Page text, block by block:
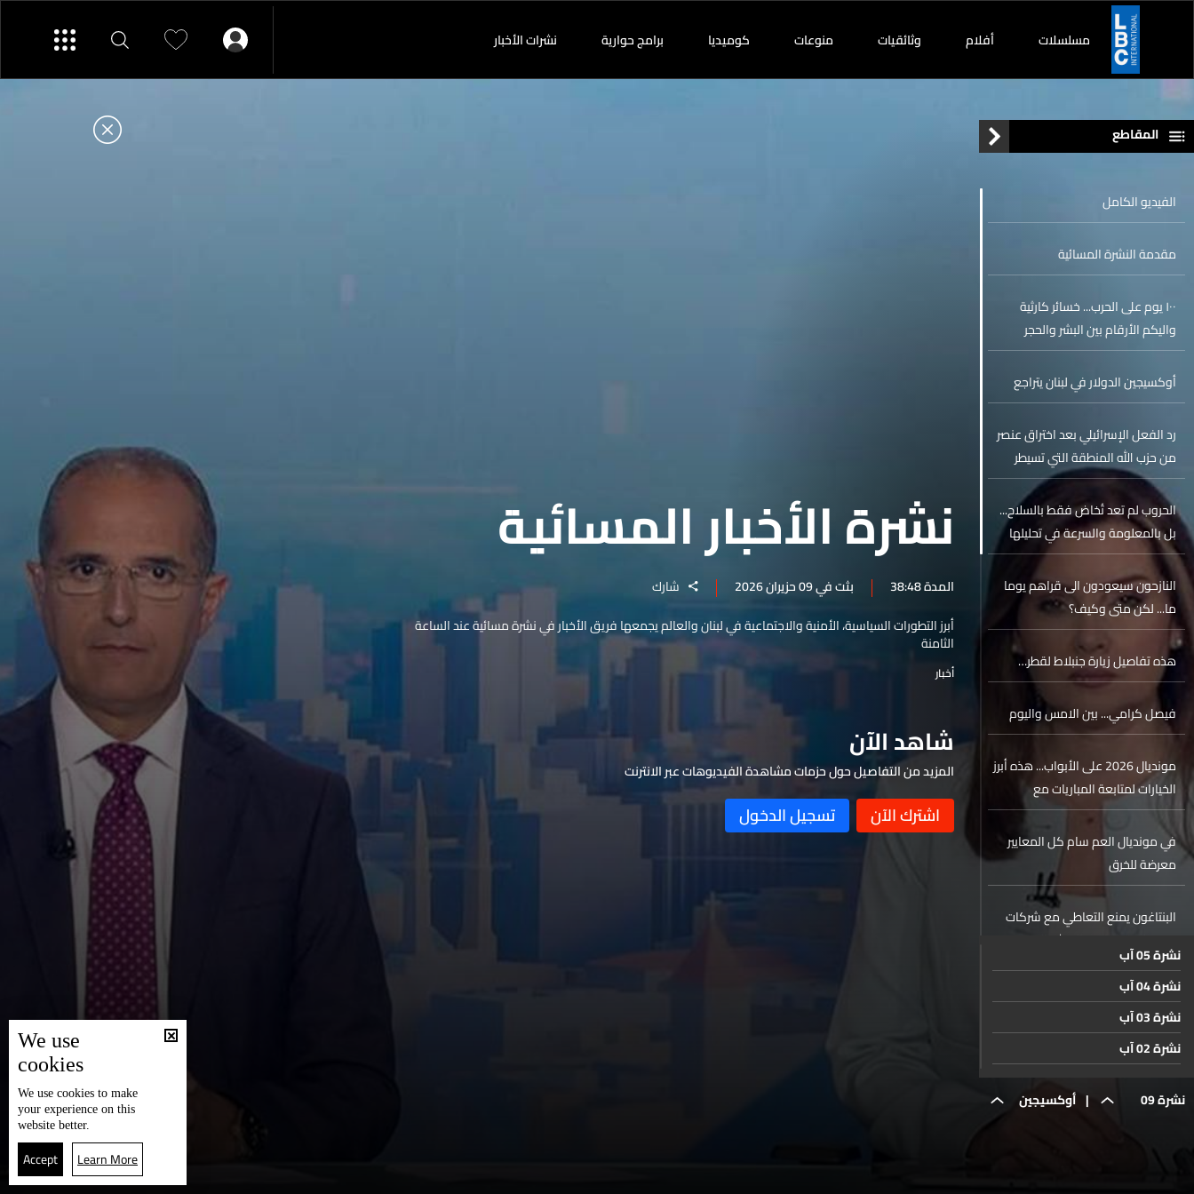
مسلسلات أفلام وثائقيات منوعات كوميديا برامج حوارية نشرات الأخبار
نشرة الأخبار المسائية
المدة 38:48 بثت في 09 حزيران 2026
شارك
أبرز التطورات السياسية، الأمنية والاجتماعية في لبنان والعالم يجمعها فريق الأخبار في نشرة مسائية عند الساعة
الثامنة
أخبار
شاهد الآن
المزيد من التفاصيل حول حزمات مشاهدة الفيديوهات عبر الانترنت
المقاطع
الفيديو الكامل
مقدمة النشرة المسائية
١٠٠ يوم على الحرب... خسائر كارثية
واليكم الأرقام بين البشر والحجر
والإقتصاد
أوكسيجين الدولار في لبنان يتراجع
رد الفعل الإسرائيلي بعد اختراق عنصر
من حزب الله المنطقة التي تسيطر
عليها القوات الإسرائيلية في جنوب
لبنان عسكرياً وأمنياًالحروب لم تعد تُخاض فقط بالسلاح...
بل بالمعلومة والسرعة في تحليلها
النازحون سيعودون الى قراهم يوما
ما... لكن متى وكيف؟
هذه تفاصيل زيارة جنبلاط لقطر…
فيصل كرامي... بين الامس واليوم
مونديال 2026 على الأبواب... هذه أبرز
الخيارات لمتابعة المباريات مع
التكاليف
في مونديال العم سام كل المعايير
معرضة للخرق
البنتاغون يمنع التعاطي مع شركات
صينية لتعاملها مع الجيش الصيني
فرحة البكالوريا... تهوّر على الطرقات!
روجيه فغالي الأسرع في الجولة الاولى
من سباقات تسلق الهضبة
نشرة 09 | أوكسيجين
نشرة 05 آب
نشرة 04 آب
نشرة 03 آب
نشرة 02 آب
نشرة 31 تموز
We use
cookies
We use cookies to make
your experience on this
website better.
Accept Learn More